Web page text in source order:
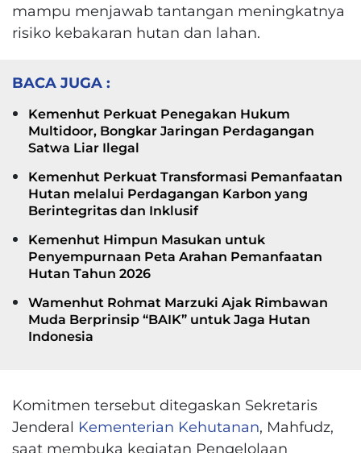
mampu menjawab tantangan meningkatnya
risiko kebakaran hutan dan lahan.
BACA JUGA :
Kemenhut Perkuat Penegakan Hukum
Multidoor, Bongkar Jaringan Perdagangan
Satwa Liar Ilegal
Kemenhut Perkuat Transformasi Pemanfaatan
Hutan melalui Perdagangan Karbon yang
Berintegritas dan Inklusif
Kemenhut Himpun Masukan untuk
Penyempurnaan Peta Arahan Pemanfaatan
Hutan Tahun 2026
Wamenhut Rohmat Marzuki Ajak Rimbawan
Muda Berprinsip “BAIK” untuk Jaga Hutan
Indonesia
Komitmen tersebut ditegaskan Sekretaris
Jenderal Kementerian Kehutanan, Mahfudz,
saat membuka kegiatan Pengelolaan